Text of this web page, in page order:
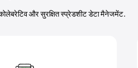
और सुरक्षित स्प्रेडशीट डेटा मैनेजमेंट.